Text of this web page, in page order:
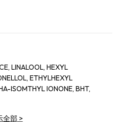
LINALOOL, HEXYL
ISOMTHYL IONONE, BHT,
全部>